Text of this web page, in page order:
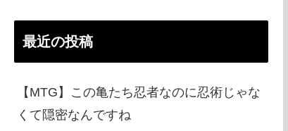
最近の投稿
【MTG】この亀たち忍者なのに忍術じゃな
くて隠密なんですね